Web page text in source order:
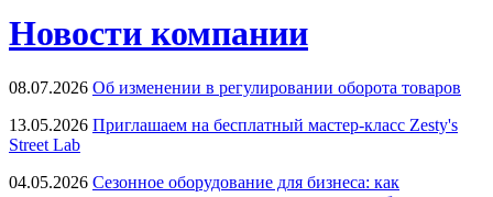
Новости компании
08.07.2026 Об изменении в регулировании оборота товаров
13.05.2026 Приглашаем на бесплатный мастер-класс Zesty's
Street Lab
04.05.2026 Сезонное оборудование для бизнеса: как